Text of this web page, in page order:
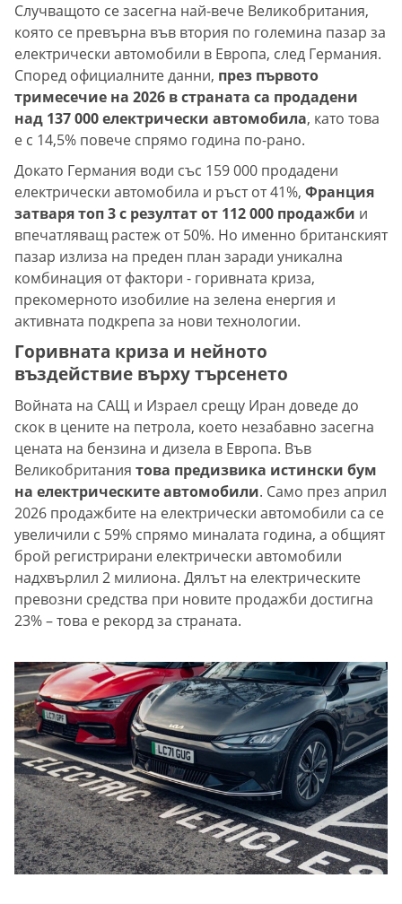
Случващото се засегна най-вече Великобритания,
която се превърна във втория по големина пазар за
електрически автомобили в Европа, след Германия.
Според официалните данни, през първото
тримесечие на 2026 в страната са продадени
над 137 000 електрически автомобила, като това
е с 14,5% повече спрямо година по-рано.
Докато Германия води със 159 000 продадени
електрически автомобила и ръст от 41%, Франция
затваря топ 3 с резултат от 112 000 продажби и
впечатляващ растеж от 50%. Но именно британският
пазар излиза на преден план заради уникална
комбинация от фактори - горивната криза,
прекомерното изобилие на зелена енергия и
активната подкрепа за нови технологии.
Горивната криза и нейното
въздействие върху търсенето
Войната на САЩ и Израел срещу Иран доведе до
скок в цените на петрола, което незабавно засегна
цената на бензина и дизела в Европа. Във
Великобритания това предизвика истински бум
на електрическите автомобили. Само през април
2026 продажбите на електрически автомобили са се
увеличили с 59% спрямо миналата година, а общият
брой регистрирани електрически автомобили
надхвърлил 2 милиона. Дялът на електрическите
превозни средства при новите продажби достигна
23% – това е рекорд за страната.